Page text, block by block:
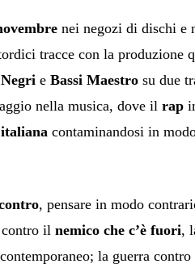
nei negozi di dischi e
tracce con la produzione
Negri eBassiMaestro su due
nella musica, dove ilrap
italianacontaminandosi in
, pensare in modo
contro ilnemico che c’è fuori,
la guerra